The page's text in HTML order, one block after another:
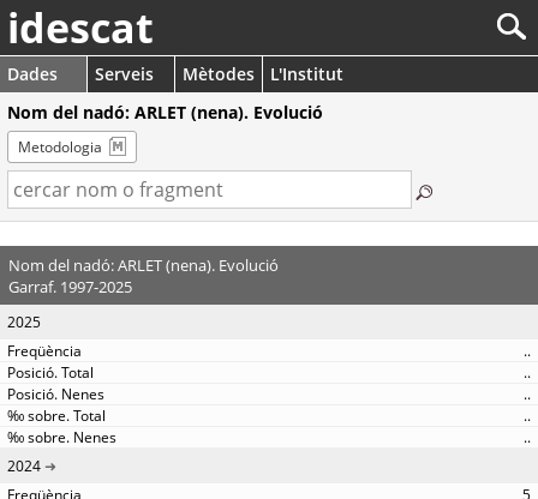
idescat
Dades Serveis Mètodes
L'Institut
Nom del nadó: ARLET (nena). Evolució
Metodologia
Nom del nadó: ARLET (nena). Evolució
Garraf. 1997-2025
2025
..
..
..
..
..
2024
5